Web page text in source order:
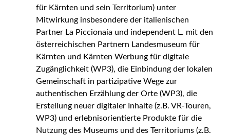
für Kärnten und sein Territorium) unter
Mitwirkung insbesondere der italienischen
Partner La Piccionaia und independent L. mit den
österreichischen Partnern Landesmuseum für
Kärnten und Kärnten Werbung für digitale
Zugänglichkeit (WP3), die Einbindung der lokalen
Gemeinschaft in partizipative Wege zur
authentischen Erzählung der Orte (WP3), die
Erstellung neuer digitaler Inhalte (z.B. VR-Touren,
WP3) und erlebnisorientierte Produkte für die
Nutzung des Museums und des Territoriums (z.B.